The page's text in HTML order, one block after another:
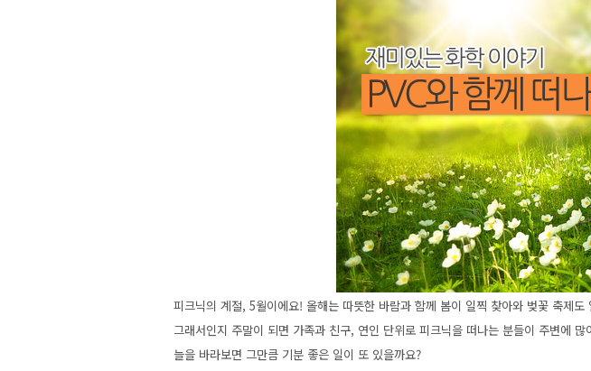
피크닉의 계절, 5월이에요! 올해는 따뜻한 바람과 함께 봄이 일찍 찾아와 벚꽃 축제
그래서인지 주말이 되면 가족과 친구, 연인 단위로 피크닉을 떠나는 분들이 주변에
늘을 바라보면 그만큼 기분 좋은 일이 또 있을까요?